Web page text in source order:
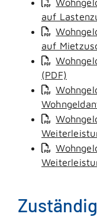
auf
auf
(PDF)